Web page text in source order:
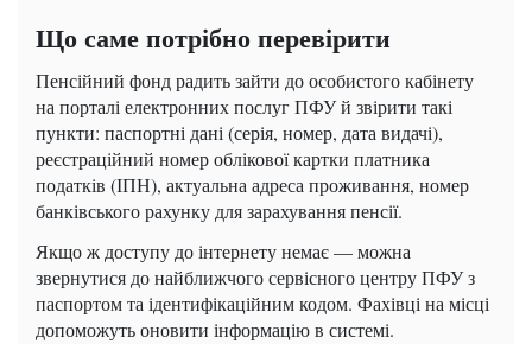
Що саме потрібно перевірити
Пенсійний фонд радить зайти до особистого кабінету
на порталі електронних послуг ПФУ й звірити такі
пункти: паспортні дані (серія, номер, дата видачі),
реєстраційний номер облікової картки платника
податків (ІПН), актуальна адреса проживання, номер
банківського рахунку для зарахування пенсії.
Якщо ж доступу до інтернету немає — можна
звернутися до найближчого сервісного центру ПФУ з
паспортом та ідентифікаційним кодом. Фахівці на місці
допоможуть оновити інформацію в системі.